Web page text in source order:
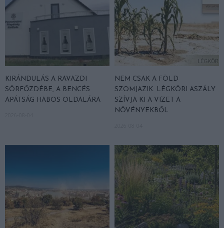
KIRÁNDULÁS A RAVAZDI
SÖRFŐZDÉBE, A BENCÉS
APÁTSÁG HABOS OLDALÁRA
NEM CSAK A FÖLD
SZOMJAZIK: LÉGKÖRI ASZÁLY
SZÍVJA KI A VIZET A
NÖVÉNYEKBŐL